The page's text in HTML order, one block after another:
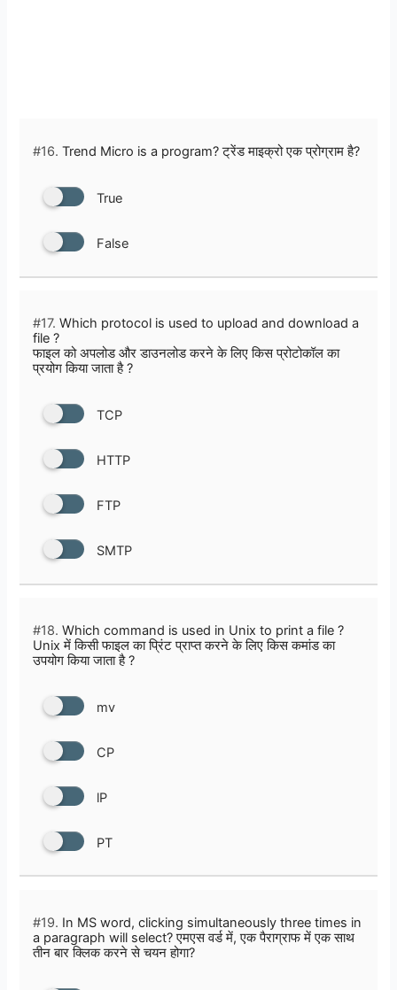
#16. Trend Micro is a program? ट्रेंड माइक्रो एक प्रोग्राम है?
True
False
#17. Which protocol is used to upload and download a
file ?
फाइल को अपलोड और डाउनलोड करने के लिए किस प्रोटोकॉल का
प्रयोग किया जाता है ?
TCP
HTTP
FTP
SMTP
#18. Which command is used in Unix to print a file ?
Unix में किसी फाइल का प्रिंट प्राप्त करने के लिए किस कमांड का
उपयोग किया जाता है ?
mv
CP
lP
PT
#19. In MS word, clicking simultaneously three times in
a paragraph will select? एमएस वर्ड में, एक पैराग्राफ में एक साथ
तीन बार क्लिक करने से चयन होगा?